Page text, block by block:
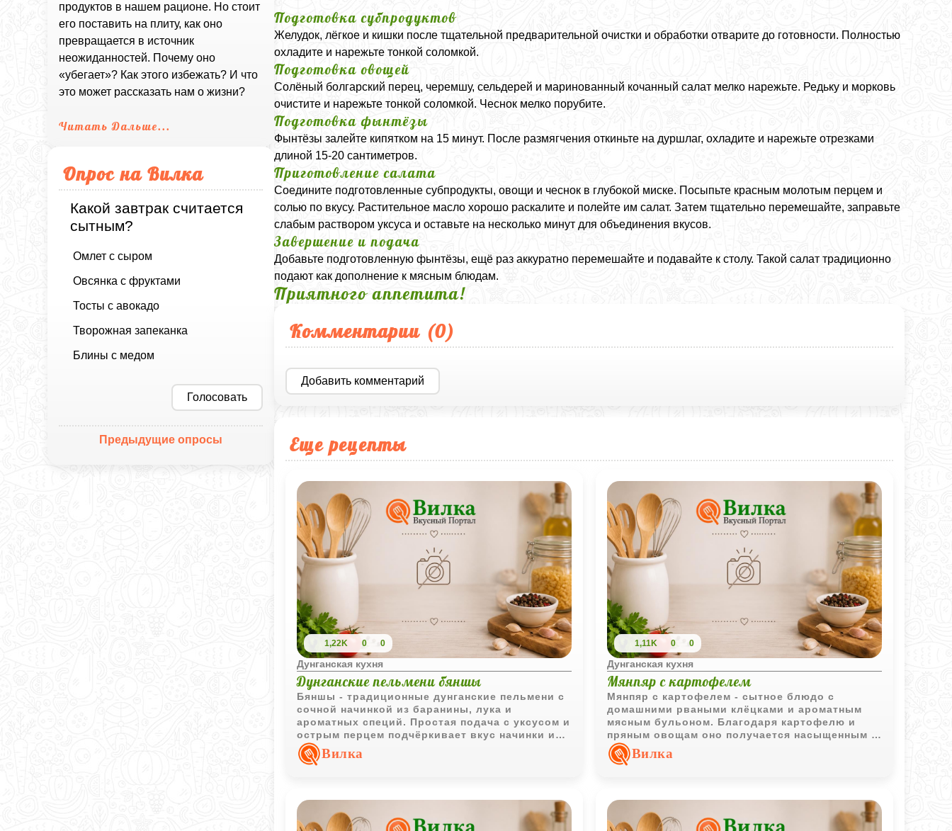
продуктов в нашем рационе. Но стоит
его поставить на плиту, как оно
превращается в источник
неожиданностей. Почему оно
«убегает»? Как этого избежать? И что
это может рассказать нам о жизни?
Читать Дальше...
Опрос на Вилка
Какой завтрак считается
сытным?
Омлет с сыром
Овсянка с фруктами
Тосты с авокадо
Творожная запеканка
Блины с медом
Голосовать
Предыдущие опросы
Подготовка субпродуктов
Желудок, лёгкое и кишки после тщательной предварительной очистки и обработки отварите до готовности. Полностью
охладите и нарежьте тонкой соломкой.
Подготовка овощей
Солёный болгарский перец, черемшу, сельдерей и маринованный кочанный салат мелко нарежьте. Редьку и морковь
очистите и нарежьте тонкой соломкой. Чеснок мелко порубите.
Подготовка фынтёзы
Фынтёзы залейте кипятком на 15 минут. После размягчения откиньте на дуршлаг, охладите и нарежьте отрезками
длиной 15-20 сантиметров.
Приготовление салата
Соедините подготовленные субпродукты, овощи и чеснок в глубокой миске. Посыпьте красным молотым перцем и
солью по вкусу. Растительное масло хорошо раскалите и полейте им салат. Затем тщательно перемешайте, заправьте
слабым раствором уксуса и оставьте на несколько минут для объединения вкусов.
Завершение и подача
Добавьте подготовленную фынтёзы, ещё раз аккуратно перемешайте и подавайте к столу. Такой салат традиционно
подают как дополнение к мясным блюдам.
Приятного аппетита!
Комментарии (0)
Добавить комментарий
Еще рецепты
1,22K 0 0
Дунганская кухня
Дунганские пельмени бяншы
Бяншы - традиционные дунганские пельмени с
сочной начинкой из баранины, лука и
ароматных специй. Простая подача с уксусом и
острым перцем подчёркивает вкус начинки и
сохраняет национальный характер блюда.
Вилка
1,11K 0 0
Дунганская кухня
Мянпяр с картофелем
Мянпяр с картофелем - сытное блюдо с
домашними рваными клёцками и ароматным
мясным бульоном. Благодаря картофелю и
пряным овощам оно получается насыщенным и
отлично подходит для семейного обеда.
Вилка